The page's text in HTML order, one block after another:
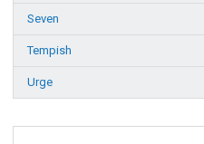
Seven
Tempish
Urge